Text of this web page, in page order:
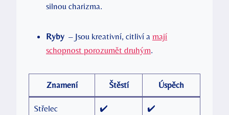
silnou charizma.
Ryby ⁣ – ⁣Jsou kreativní, citliví a mají
schopnost porozumět druhým.
Znamení Štěstí Úspěch
Střelec ✔️ ✔️